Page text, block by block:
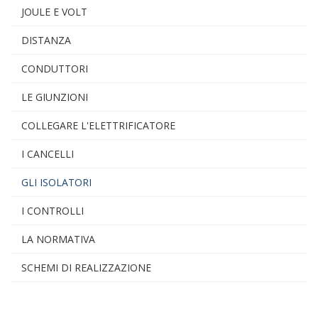
JOULE E VOLT
DISTANZA
CONDUTTORI
LE GIUNZIONI
COLLEGARE L'ELETTRIFICATORE
I CANCELLI
GLI ISOLATORI
I CONTROLLI
LA NORMATIVA
SCHEMI DI REALIZZAZIONE